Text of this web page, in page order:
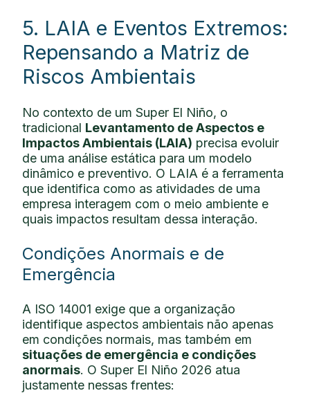
5. LAIA e Eventos Extremos:
Repensando a Matriz de
Riscos Ambientais
No contexto de um Super El Niño, o
tradicional Levantamento de Aspectos e
Impactos Ambientais (LAIA) precisa evoluir
de uma análise estática para um modelo
dinâmico e preventivo. O LAIA é a ferramenta
que identifica como as atividades de uma
empresa interagem com o meio ambiente e
quais impactos resultam dessa interação.
Condições Anormais e de
Emergência
A ISO 14001 exige que a organização
identifique aspectos ambientais não apenas
em condições normais, mas também em
situações de emergência e condições
anormais. O Super El Niño 2026 atua
justamente nessas frentes: